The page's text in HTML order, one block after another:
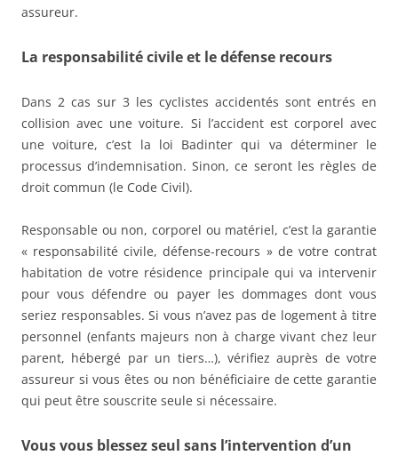
assureur.
La responsabilité civile et le défense recours
Dans 2 cas sur 3 les cyclistes accidentés sont entrés en
collision avec une voiture. Si l’accident est corporel avec
une voiture, c’est la loi Badinter qui va déterminer le
processus d’indemnisation. Sinon, ce seront les règles de
droit commun (le Code Civil).
Responsable ou non, corporel ou matériel, c’est la garantie
« responsabilité civile, défense-recours » de votre contrat
habitation de votre résidence principale qui va intervenir
pour vous défendre ou payer les dommages dont vous
seriez responsables. Si vous n’avez pas de logement à titre
personnel (enfants majeurs non à charge vivant chez leur
parent, hébergé par un tiers…), vérifiez auprès de votre
assureur si vous êtes ou non bénéficiaire de cette garantie
qui peut être souscrite seule si nécessaire.
Vous vous blessez seul sans l’intervention d’un